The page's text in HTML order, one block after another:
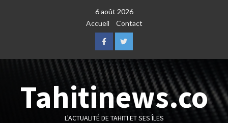
6 août 2026
Accueil
Contact
FacebookTwitter
Tahitinews.co
L'ACTUALITÉ DE TAHITI ET SES ÎLES